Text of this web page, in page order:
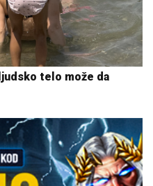
telo može da